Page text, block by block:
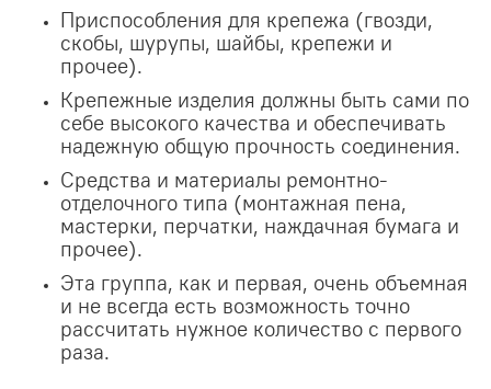
Приспособления для крепежа (гвозди,
скобы, шурупы, шайбы, крепежи и
прочее).
Крепежные изделия должны быть сами по
себе высокого качества и обеспечивать
надежную общую прочность соединения.
Средства и материалы ремонтно-
отделочного типа (монтажная пена,
мастерки, перчатки, наждачная бумага и
прочее).
Эта группа, как и первая, очень объемная
и не всегда есть возможность точно
рассчитать нужное количество с первого
раза.